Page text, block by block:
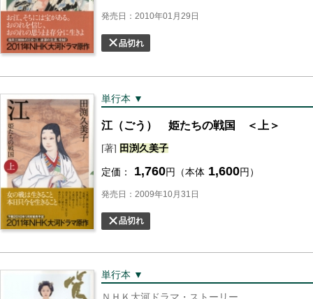
発売日：2010年01月29日
品切れ
単行本 ▼
江（ごう） 姫たちの戦国 ＜上＞
[著] 田渕久美子
定価： 1,760円（本体 1,600円）
発売日：2009年10月31日
品切れ
単行本 ▼